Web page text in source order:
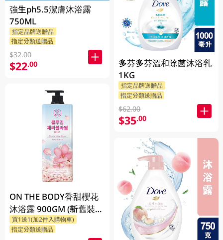
強生ph5.5潔膚沐浴露
750ML
指定品牌送贈品
指定分類送贈品
$32.00
$22.00
ON THE BODY香甜櫻花
沐浴露 900GM (新舊裝隨
機發貨)
買1送1(加2件入購物車)
指定分類送贈品
多芬多芬溫和除菌沐浴乳
1KG
指定品牌送贈品
指定分類送贈品
$62.00
$35.00